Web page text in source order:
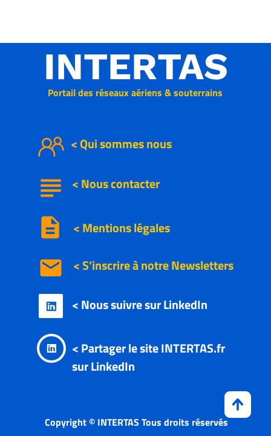
description
subject
email
INTERTAS
<Nouscontacter
< Nous suivre sur LinkedIn
Copyright © INTERTAS Tous droits réservés
< Qui sommes nous
< S’inscrire à notreNewsletters
< Mentions légales
Portail des réseaux aériens & souterrains
< Partager le site INTERTAS.fr
sur LinkedIn

